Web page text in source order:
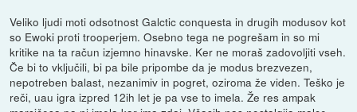
Veliko ljudi moti odsotnost Galctic conquesta in drugih modusov kot
so Ewoki proti trooperjem. Osebno tega ne pogrešam in so mi
kritike na ta račun izjemno hinavske. Ker ne moraš zadovoljiti vseh.
Če bi to vključili, bi pa bile pripombe da je modus brezvezen,
nepotreben balast, nezanimiv in pogret, oziroma že viden. Teško je
reči, uau igra izpred 12ih let je pa vse to imela. Že res ampak